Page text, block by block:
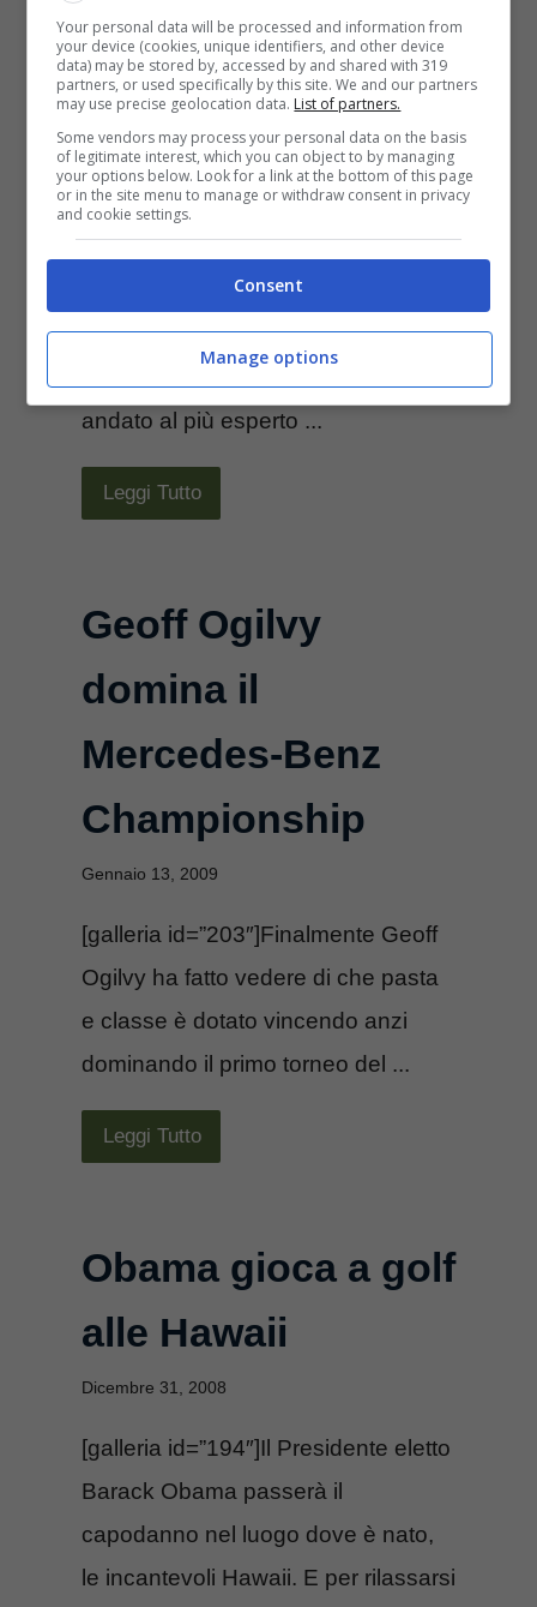
Zach Johnson fa
suo il Sony Open
2009
[galleria id=”209″]Non ce l’ha fatta il
giovanissimo Fujikawa a compiere il
andato al più esperto ...
Leggi Tutto
Geoff Ogilvy
domina il
Mercedes-Benz
Championship
Gennaio 13, 2009
[galleria id=”203″]Finalmente Geoff
Ogilvy ha fatto vedere di che pasta
e classe è dotato vincendo anzi
dominando il primo torneo del ...
Leggi Tutto
Obama gioca a golf
alle Hawaii
Dicembre 31, 2008
[galleria id=”194″]Il Presidente eletto
Barack Obama passerà il
capodanno nel luogo dove è nato,
le incantevoli Hawaii. E per rilassarsi
Your personal data will be processed and information from
your device (cookies, unique identifiers, and other device
data) may be stored by, accessed by and shared with 319
partners, or used specifically by this site. We and our partners
may use precise geolocation data. List of partners.
Some vendors may process your personal data on the basis
of legitimate interest, which you can object to by managing
your options below. Look for a link at the bottom of this page
or in the site menu to manage or withdraw consent in privacy
and cookie settings.
Consent
Manage options